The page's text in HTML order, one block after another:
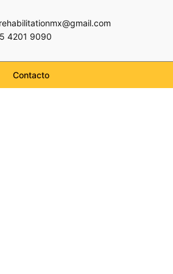
4201 9090
Contacto